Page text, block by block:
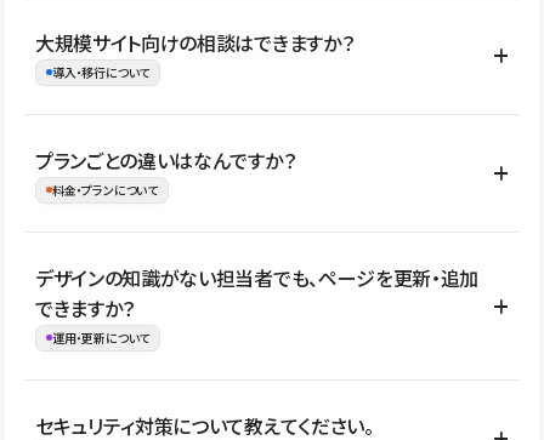
はい。既存サイトの構成やコンテンツ、URLを整理したうえで、
Studio上に再構築する形で移行できます。 WordPressの場合は、
イト全体のデザインや設定がそのまま移行されるわけではないた
め、移行後にページ構成やデザイン、CMS設計、URL・リダイレク
大規模サイト向けの相談はできますか？
導入・移行について
はい。アクセス規模が大きいサイトや、複数部門での運用、権限管
理、セキュリティ確認、既存システムとの連携など、個別の要件が
ない段階でも、お問い合わせください。
お問合せはこちら
プランごとの違いはなんですか？
料金・プランについて
公開ページ数、バージョン履歴の期間、CMS利用数の上限、権限
管理の有無などがプランごとに異なります。詳しくは料金プランペ
ージをご覧ください。
デザインの知識がない担当者でも、ページを更新・追加
できますか？
運用・更新について
はい。CMSやコンポーネントを活用して更新範囲を設計しておく
セキュリティ対策について教えてください。